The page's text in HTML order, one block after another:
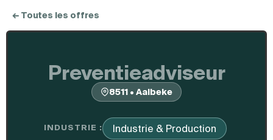
← Toutes les offres
Preventieadviseur
8511 • Aalbeke
INDUSTRIE : Industrie & Production